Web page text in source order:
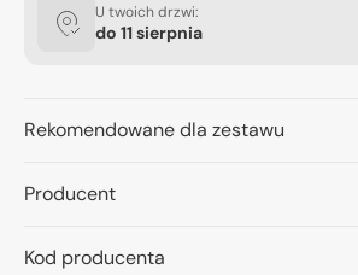
U twoich drzwi:
do 11 sierpnia
Rekomendowane dla zestawu
Producent
Kod producenta